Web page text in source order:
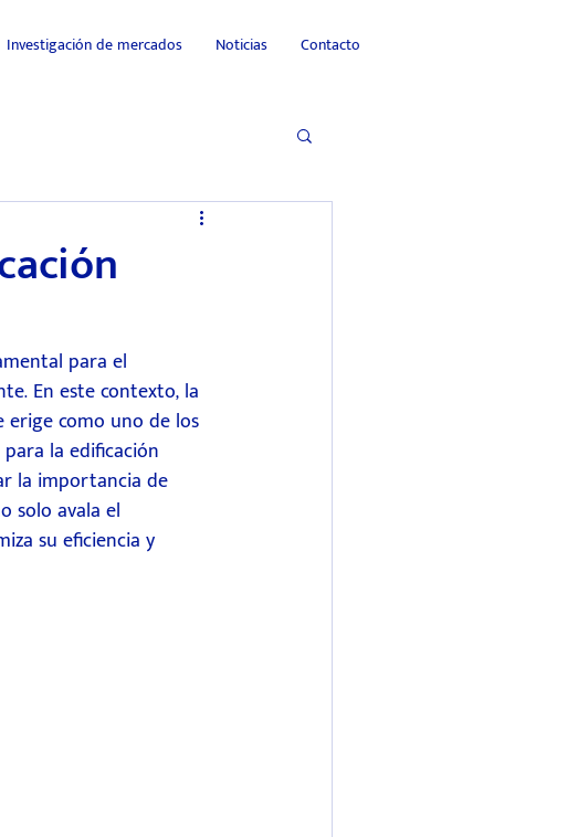
Investigación de mercados Noticias Contacto
para el
En este contexto, la
erige como uno de los
la edificación
la importancia de
solo avala el
su eficiencia y